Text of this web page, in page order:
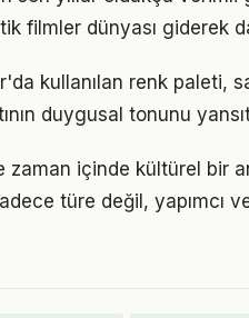
filmler dünyası giderek
kullanılan renk paleti,
duygusal tonunu
zaman içinde kültürel bir
türe değil, yapımcı